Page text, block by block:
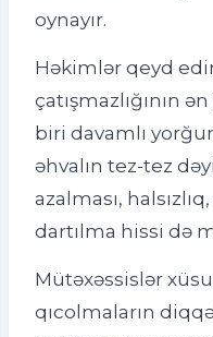
oynayır.
Həkimlər qeyd
çatışmazlığının
biri davamlı
əhvalın tez-tez
azalması,
dartılma hissi də
Mütəxəssislər
qıcolmaların